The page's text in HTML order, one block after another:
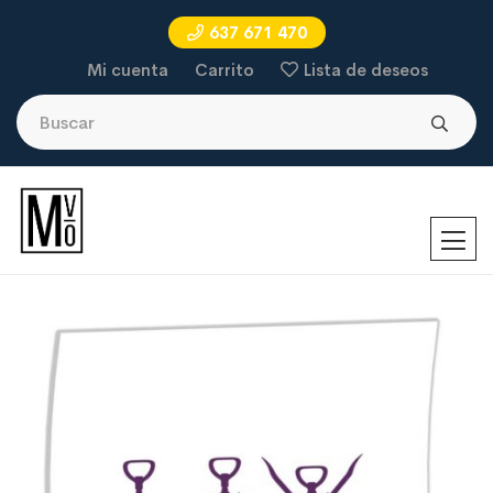
637 671 470
Mi cuenta
Carrito Lista de deseos